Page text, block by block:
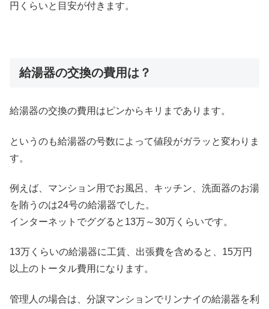
円くらいと目安が付きます。
給湯器の交換の費用は？
給湯器の交換の費用はピンからキリまであります。
というのも給湯器の号数によって値段がガラッと変わりま
す。
例えば、マンション用でお風呂、キッチン、洗面器のお湯
を賄うのは24号の給湯器でした。
インターネットでググると13万～30万くらいです。
13万くらいの給湯器に工賃、出張費を含めると、15万円
以上のトータル費用になります。
管理人の場合は、分譲マンションでリンナイの給湯器を利